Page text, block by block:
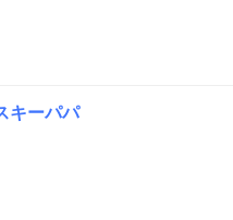
キーパパ